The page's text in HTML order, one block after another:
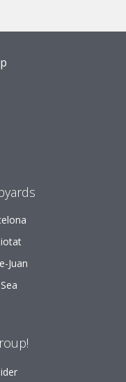
Juan